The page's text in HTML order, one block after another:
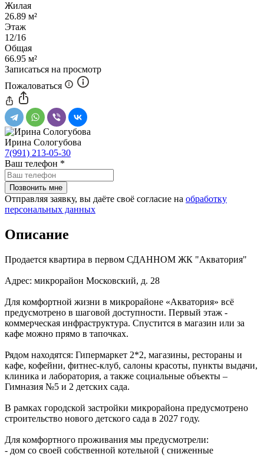
Жилая
26.89 м²
Этаж
12/16
Общая
66.95 м²
Записаться на просмотр
Пожаловаться
Ирина Сологубова
7(991) 213-05-30
Ваш телефон *
Отправляя заявку, вы даёте своё согласие на обработку
персональных данных
Описание
Продается квартира в первом СДАННОМ ЖК "Акватория"
Адрес: микрорайон Московский, д. 28
Для комфортной жизни в микрорайоне «Акватория» всё
предусмотрено в шаговой доступности. Первый этаж -
коммерческая инфраструктура. Спустится в магазин или за
кафе можно прямо в тапочках.
Рядом находятся: Гипермаркет 2*2, магазины, рестораны и
кафе, кофейни, фитнес-клуб, салоны красоты, пункты выдачи,
клиника и лаборатория, а также социальные объекты –
Гимназия №5 и 2 детских сада.
В рамках городской застройки микрорайона предусмотрено
строительство нового детского сада в 2027 году.
Для комфортного проживания мы предусмотрели:
- дом со своей собственной котельной ( сниженные